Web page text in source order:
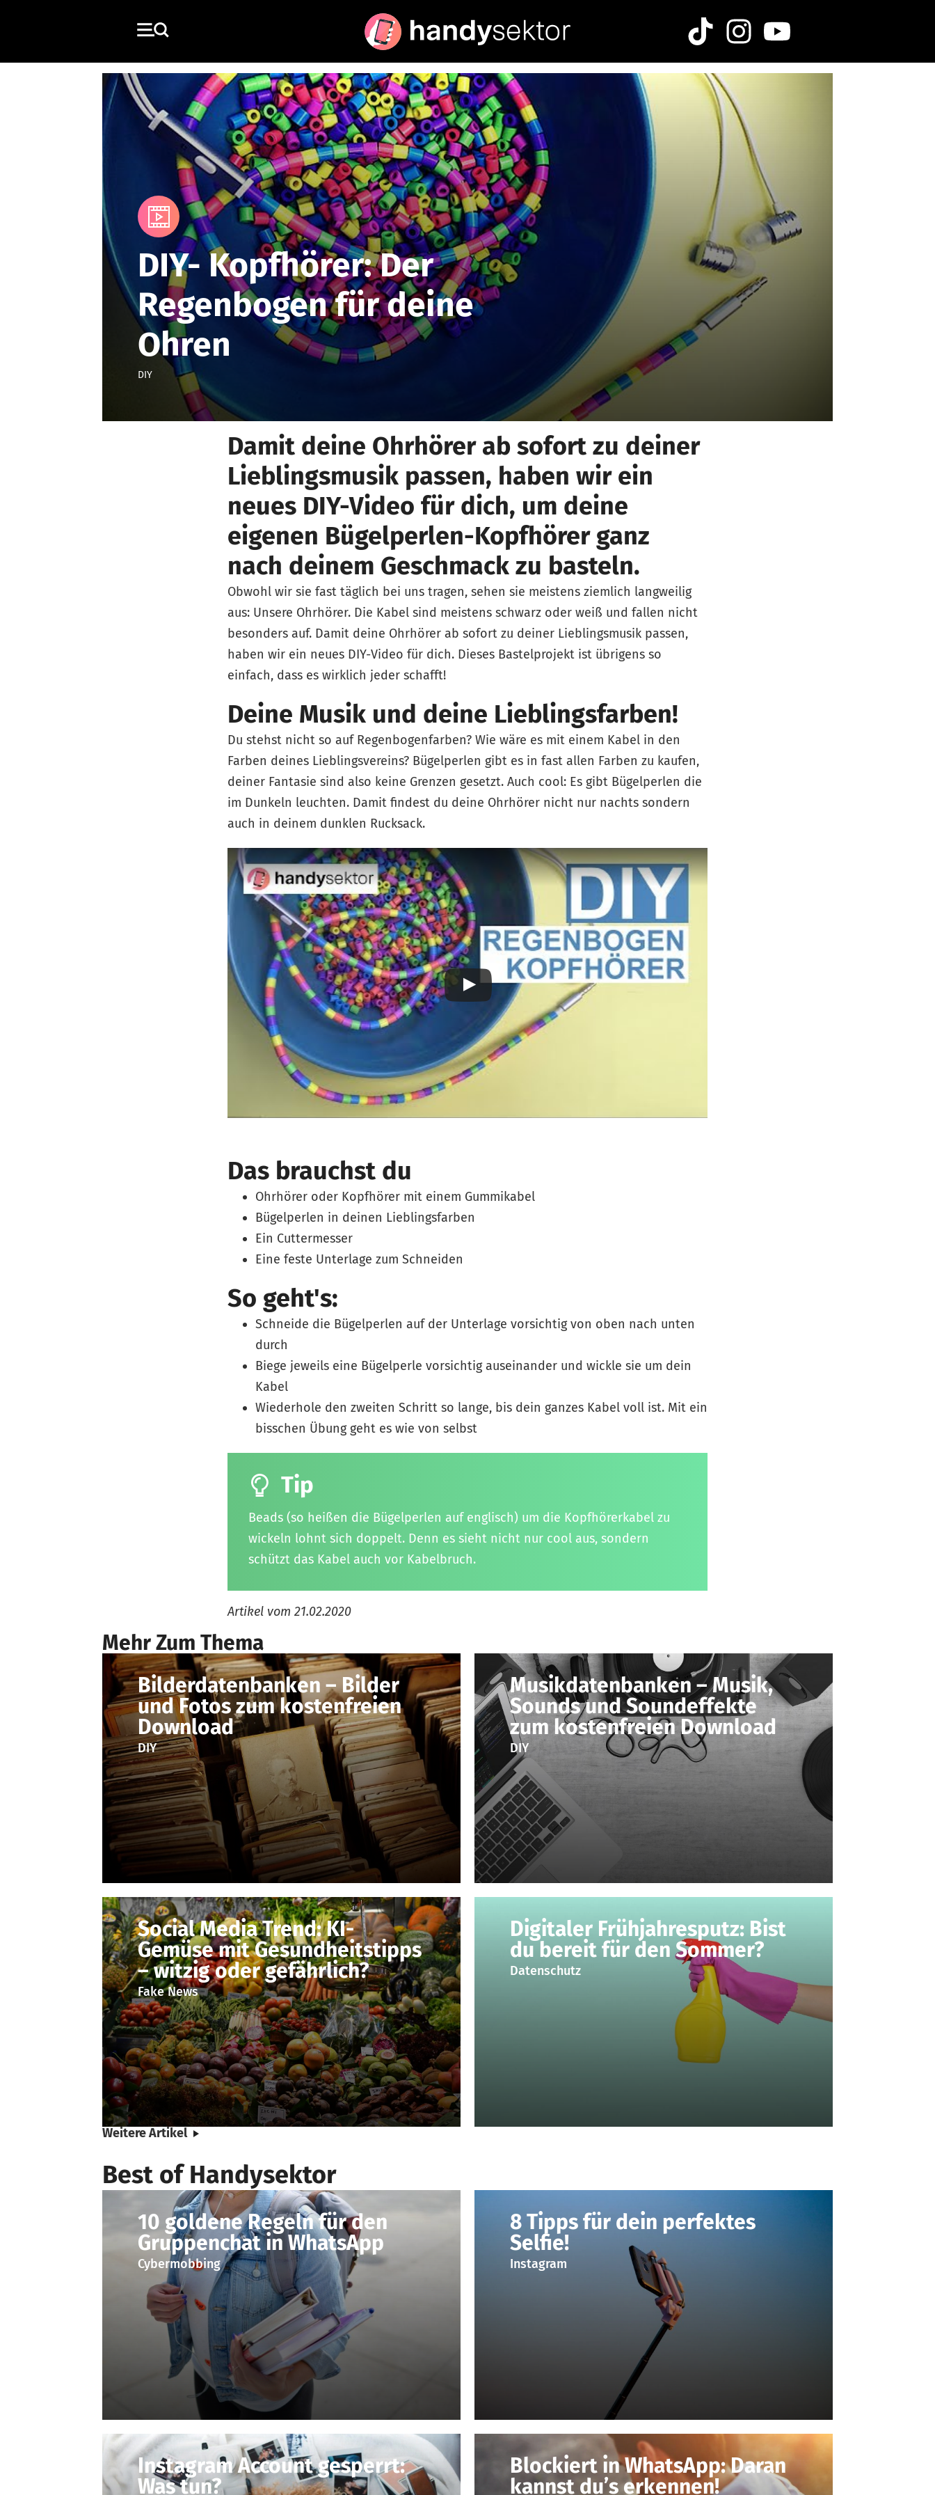
Media
DIY- Kopfhörer: Der
Regenbogen für deine
Ohren
DIY
Damit deine Ohrhörer ab sofort zu deiner
Lieblingsmusik passen, haben wir ein
neues DIY-Video für dich, um deine
eigenen Bügelperlen-Kopfhörer ganz
nach deinem Geschmack zu basteln.
Obwohl wir sie fast täglich bei uns tragen, sehen sie meistens ziemlich langweilig
aus: Unsere Ohrhörer. Die Kabel sind meistens schwarz oder weiß und fallen nicht
besonders auf. Damit deine Ohrhörer ab sofort zu deiner Lieblingsmusik passen,
haben wir ein neues DIY-Video für dich. Dieses Bastelprojekt ist übrigens so
einfach, dass es wirklich jeder schafft!
Deine Musik und deine Lieblingsfarben!
Du stehst nicht so auf Regenbogenfarben? Wie wäre es mit einem Kabel in den
Farben deines Lieblingsvereins? Bügelperlen gibt es in fast allen Farben zu kaufen,
deiner Fantasie sind also keine Grenzen gesetzt. Auch cool: Es gibt Bügelperlen die
im Dunkeln leuchten. Damit findest du deine Ohrhörer nicht nur nachts sondern
auch in deinem dunklen Rucksack.
Das brauchst du
Ohrhörer oder Kopfhörer mit einem Gummikabel
Bügelperlen in deinen Lieblingsfarben
Ein Cuttermesser
Eine feste Unterlage zum Schneiden
So geht's:
Schneide die Bügelperlen auf der Unterlage vorsichtig von oben nach unten
durch
Biege jeweils eine Bügelperle vorsichtig auseinander und wickle sie um dein
Kabel
Wiederhole den zweiten Schritt so lange, bis dein ganzes Kabel voll ist. Mit ein
bisschen Übung geht es wie von selbst
Tip
Beads (so heißen die Bügelperlen auf englisch) um die Kopfhörerkabel zu
wickeln lohnt sich doppelt. Denn es sieht nicht nur cool aus, sondern
schützt das Kabel auch vor Kabelbruch.
Artikel vom 21.02.2020
Mehr Zum Thema
Bilderdatenbanken – Bilder
und Fotos zum kostenfreien
Download
DIY
Musikdatenbanken – Musik,
Sounds und Soundeffekte
zum kostenfreien Download
DIY
Social Media Trend: KI-
Gemüse mit Gesundheitstipps
– witzig oder gefährlich?
Fake News
Digitaler Frühjahresputz: Bist
du bereit für den Sommer?
Datenschutz
Weitere Artikel
Best of Handysektor
10 goldene Regeln für den
Gruppenchat in WhatsApp
Cybermobbing
8 Tipps für dein perfektes
Selfie!
Instagram
Instagram Account gesperrt:
Was tun?
Blockiert in WhatsApp: Daran
kannst du’s erkennen!